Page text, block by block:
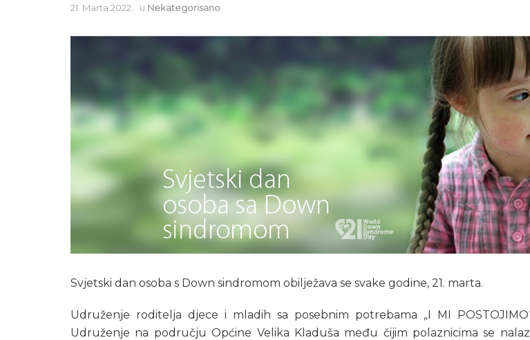
21. Marta 2022. u Nekategorisano
Svjetski dan osoba s Down sindromom obilježava se svake godine, 21. marta.
Udruženje roditelja djece i mladih sa posebnim potrebama „I MI
Udruženje na području Općine Velika Kladuša među čijim polaznicima se